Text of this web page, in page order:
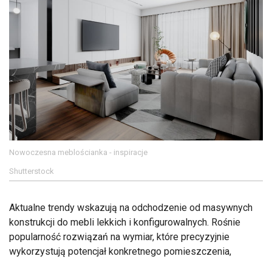
Nowoczesna meblościanka - inspiracje
Shutterstock
Aktualne trendy wskazują na odchodzenie od masywnych
konstrukcji do mebli lekkich i konfigurowalnych. Rośnie
popularność rozwiązań na wymiar, które precyzyjnie
wykorzystują potencjał konkretnego pomieszczenia,